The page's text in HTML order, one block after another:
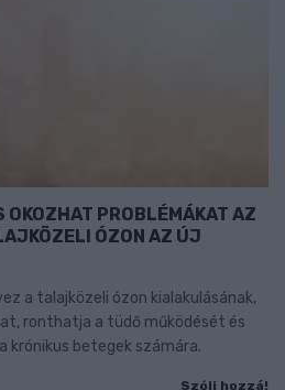
OKOZHAT PROBLÉMÁKAT AZ
ÓZON AZ ÚJ
a talajközeli ózon kialakulásának,
ronthatja a tüdő működését és
krónikus betegek számára.
Szólj hozzá!